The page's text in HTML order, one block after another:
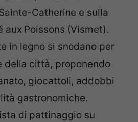
Catherine e sulla
aux Poissons (Vismet).
in legno si snodano per
della città, proponendo
giocattoli, addobbi
gastronomiche.
di pattinaggio su